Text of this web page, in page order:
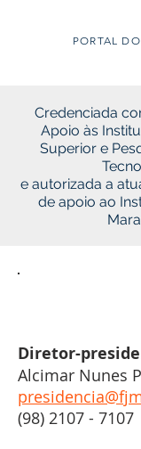
Credenciada
Apoio às
Superior e
e autorizada a
de apoio ao
Diretor-
Alcimar Nunes
(98) 2107 - 7107